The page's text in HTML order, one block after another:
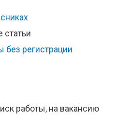
без регистрации
работы, на вакансию